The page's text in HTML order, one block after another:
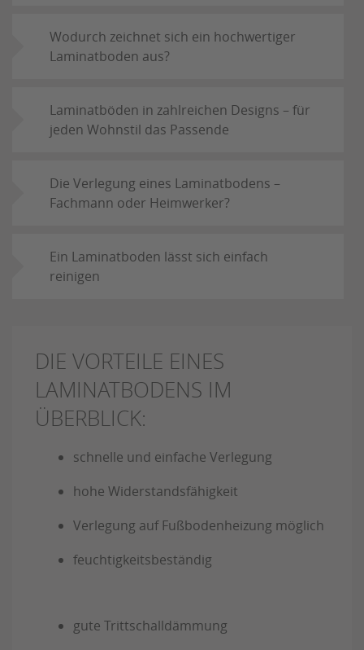
Wodurch zeichnet sich ein hochwertiger
Laminatboden aus?
Laminatböden in zahlreichen Designs – für
jeden Wohnstil das Passende
Die Verlegung eines Laminatbodens –
Fachmann oder Heimwerker?
Ein Laminatboden lässt sich einfach
reinigen
DIE VORTEILE EINES
LAMINATBODENS IM
ÜBERBLICK:
schnelle und einfache Verlegung
hohe Widerstandsfähigkeit
Verlegung auf Fußbodenheizung möglich
feuchtigkeitsbeständig
gute Trittschalldämmung